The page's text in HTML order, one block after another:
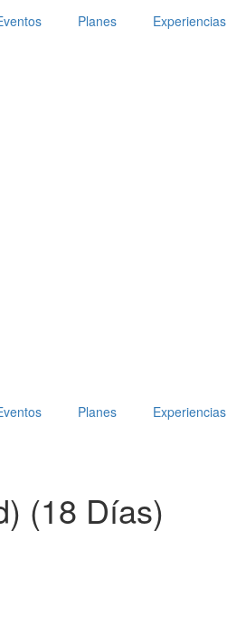
Planes Experiencias
Planes Experiencias
(18 Días)